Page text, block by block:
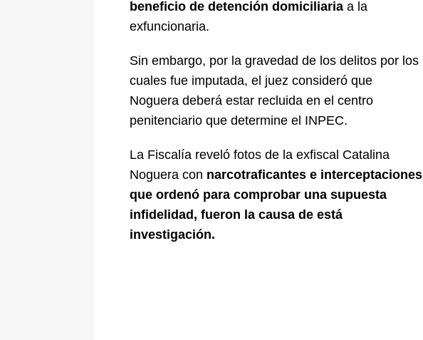
beneficio de detención domiciliaria a la
exfuncionaria.
Sin embargo, por la gravedad de los delitos por los
cuales fue imputada, el juez consideró que
Noguera deberá estar recluida en el centro
penitenciario que determine el INPEC.
La Fiscalía reveló fotos de la exfiscal Catalina
Noguera con narcotraficantes e interceptaciones
que ordenó para comprobar una supuesta
infidelidad, fueron la causa de está
investigación.